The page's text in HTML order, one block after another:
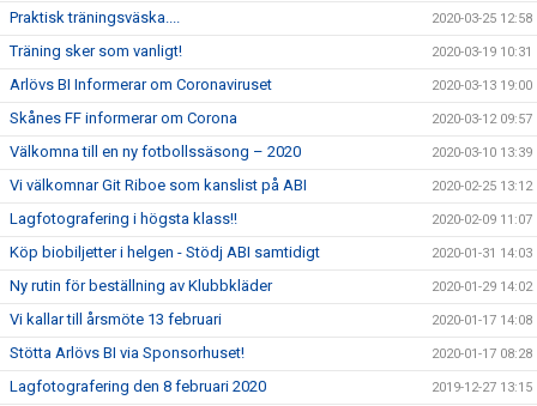
Praktisk träningsväska.... 2020-03-25 12:58
Träning sker som vanligt! 2020-03-19 10:31
Arlövs BI Informerar om Coronaviruset 2020-03-13 19:00
Skånes FF informerar om Corona 2020-03-12 09:57
Välkomna till en ny fotbollssäsong – 2020 2020-03-10 13:39
Vi välkomnar Git Riboe som kanslist på ABI 2020-02-25 13:12
Lagfotografering i högsta klass!! 2020-02-09 11:07
Köp biobiljetter i helgen - Stödj ABI samtidigt 2020-01-31 14:03
Ny rutin för beställning av Klubbkläder 2020-01-29 14:02
Vi kallar till årsmöte 13 februari 2020-01-17 14:08
Stötta Arlövs BI via Sponsorhuset! 2020-01-17 08:28
Lagfotografering den 8 februari 2020 2019-12-27 13:15